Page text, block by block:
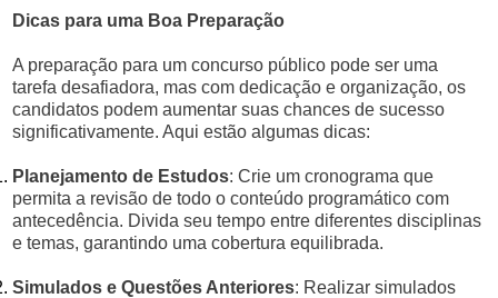
Dicas para uma Boa Preparação
A preparação para um concurso público pode ser uma
tarefa desafiadora, mas com dedicação e organização, os
candidatos podem aumentar suas chances de sucesso
significativamente. Aqui estão algumas dicas:
Planejamento de Estudos: Crie um cronograma que
permita a revisão de todo o conteúdo programático com
antecedência. Divida seu tempo entre diferentes disciplinas
e temas, garantindo uma cobertura equilibrada.
Simulados e Questões Anteriores: Realizar simulados